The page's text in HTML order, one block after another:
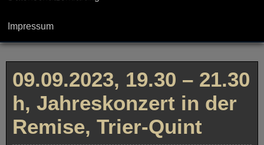
Impressum
09.09.2023, 19.30 – 21.30
h, Jahreskonzert in der
Remise, Trier-Quint